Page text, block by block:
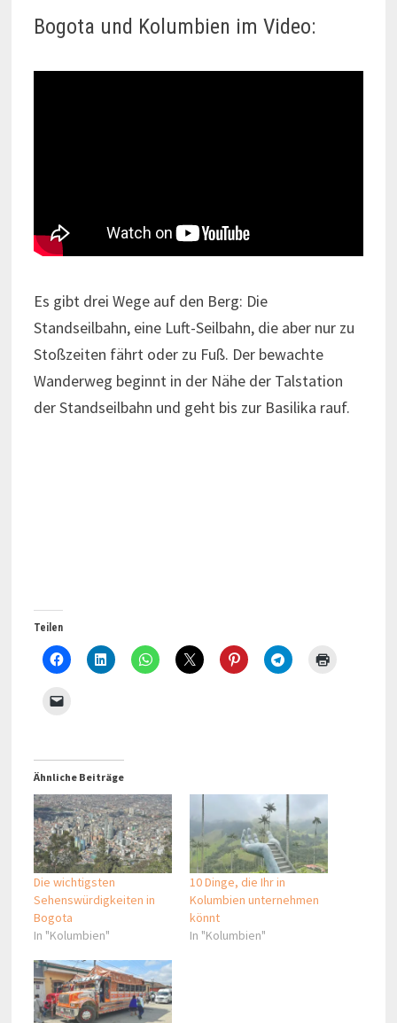
Bogota und Kolumbien im Video:
Es gibt drei Wege auf den Berg: Die
Standseilbahn, eine Luft-Seilbahn, die aber nur zu
Stoßzeiten fährt oder zu Fuß. Der bewachte
Wanderweg beginnt in der Nähe der Talstation
der Standseilbahn und geht bis zur Basilika rauf.
Teilen
Ähnliche Beiträge
Die wichtigsten
Sehenswürdigkeiten in
Bogota
In "Kolumbien"
10 Dinge, die Ihr in
Kolumbien unternehmen
könnt
In "Kolumbien"